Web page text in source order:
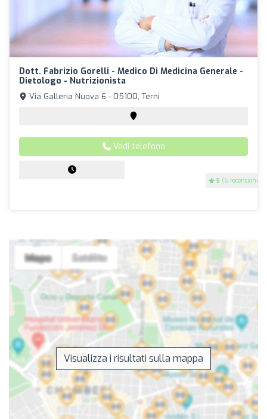
Dott. Fabrizio Gorelli - Medico Di Medicina Generale -
Dietologo - Nutrizionista
5 (6 recensioni)
Via Galleria Nuova 6 - 05100, Terni
Vedi telefono
Visualizza i risultati sulla mappa